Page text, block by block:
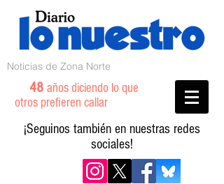
Noticias de Zona Norte
48 años diciendo lo que
otros prefieren callar
¡Seguinos también en nuestras redes
sociales!